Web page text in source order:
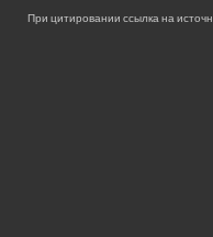
При цитировании ссылка на